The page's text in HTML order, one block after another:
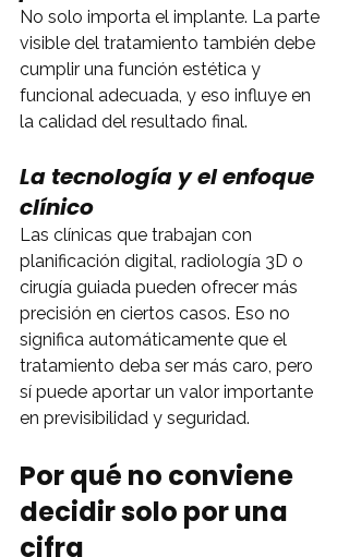
No solo importa el implante. La parte
visible del tratamiento también debe
cumplir una función estética y
funcional adecuada, y eso influye en
la calidad del resultado final.
La tecnología y el enfoque
clínico
Las clínicas que trabajan con
planificación digital, radiología 3D o
cirugía guiada pueden ofrecer más
precisión en ciertos casos. Eso no
significa automáticamente que el
tratamiento deba ser más caro, pero
sí puede aportar un valor importante
en previsibilidad y seguridad.
Por qué no conviene
decidir solo por una
cifra